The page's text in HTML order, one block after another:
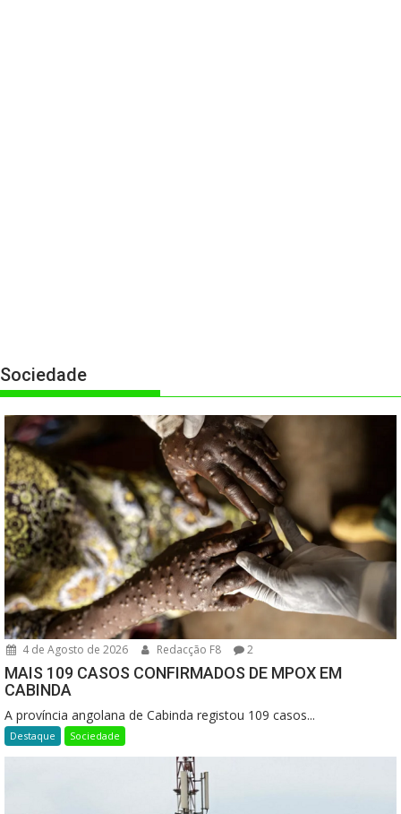
Sociedade
4 de Agosto de 2026 Redacção F8 2
MAIS 109 CASOS CONFIRMADOS DE MPOX EM
CABINDA
A província angolana de Cabinda registou 109 casos...
Destaque Sociedade